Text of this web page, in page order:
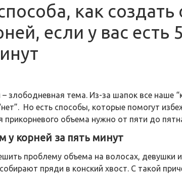
как
если у вас есть
злободневная тема. Из-за шапок все наше
Но есть способы, которые помогут
прикорневого объема нужно от пяти до
у корней за пять минут
проблему объема на волосах, девушки
пряди в конский хвост. С такой